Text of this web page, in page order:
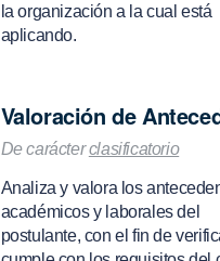
la organización a la cual está
aplicando.
Valoración de
De carácterclasificatorio
Analiza y valora los
académicos y laborales del
postulante, con el fin de